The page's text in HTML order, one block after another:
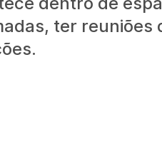
ter reuniões